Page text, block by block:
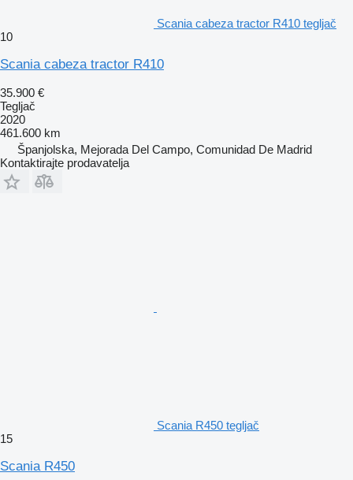
Scania cabeza tractor R410 tegljač
10
Scania cabeza tractor R410
35.900 €
Tegljač
2020
461.600 km
Španjolska, Mejorada Del Campo, Comunidad De Madrid
Kontaktirajte prodavatelja
Scania R450 tegljač
15
Scania R450